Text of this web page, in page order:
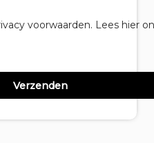
voorwaarden. Lees hier